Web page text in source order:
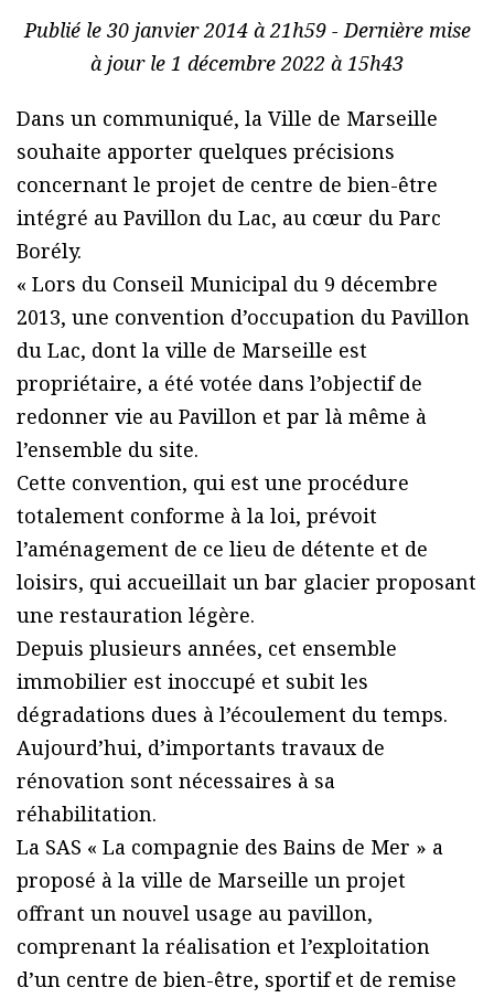
Publié le 30 janvier 2014 à 21h59 - Dernière mise
à jour le 1 décembre 2022 à 15h43
Dans un communiqué, la Ville de Marseille
souhaite apporter quelques précisions
concernant le projet de centre de bien-être
intégré au Pavillon du Lac, au cœur du Parc
Borély.
« Lors du Conseil Municipal du 9 décembre
2013, une convention d’occupation du Pavillon
du Lac, dont la ville de Marseille est
propriétaire, a été votée dans l’objectif de
redonner vie au Pavillon et par là même à
l’ensemble du site.
Cette convention, qui est une procédure
totalement conforme à la loi, prévoit
l’aménagement de ce lieu de détente et de
loisirs, qui accueillait un bar glacier proposant
une restauration légère.
Depuis plusieurs années, cet ensemble
immobilier est inoccupé et subit les
dégradations dues à l’écoulement du temps.
Aujourd’hui, d’importants travaux de
rénovation sont nécessaires à sa
réhabilitation.
La SAS « La compagnie des Bains de Mer » a
proposé à la ville de Marseille un projet
offrant un nouvel usage au pavillon,
comprenant la réalisation et l’exploitation
d’un centre de bien-être, sportif et de remise